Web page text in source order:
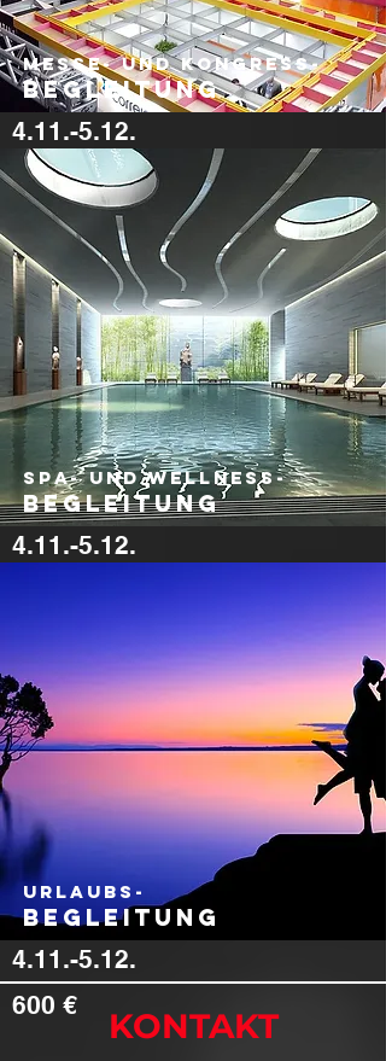
Messe- und kongress-
begleitung
4.11.-5.12.
600 €
Spa- und Wellness-
Begleitung
4.11.-5.12.
urlaubs-
Begleitung
4.11.-5.12.
600 €
KONTAKT